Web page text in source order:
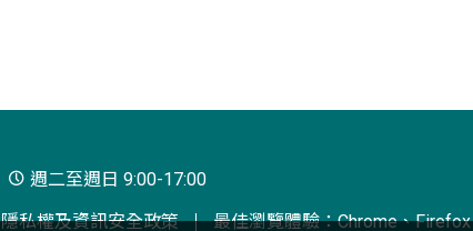
週二至週日 9:00-17:00
隱私權及資訊安全政策 最佳瀏覽體驗：Chrome、